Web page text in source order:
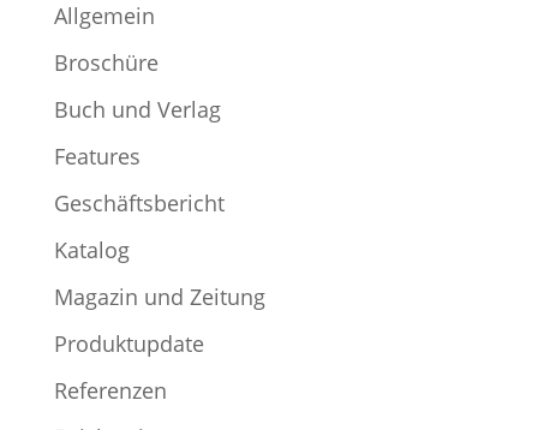
Allgemein
Broschüre
Buch und Verlag
Features
Geschäftsbericht
Katalog
Magazin und Zeitung
Produktupdate
Referenzen